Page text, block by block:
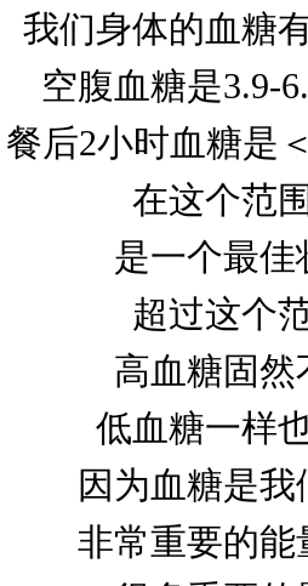
我们身体的血糖
空腹血糖是3.9-
餐后2小时血糖是
在这个范
是一个最佳
超过这个
高血糖固然
低血糖一样
因为血糖是我
非常重要的能